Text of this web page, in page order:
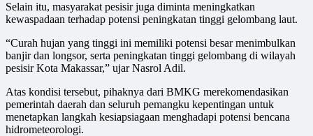
Selain itu, masyarakat pesisir juga diminta meningkatkan
kewaspadaan terhadap potensi peningkatan tinggi gelombang laut.
“Curah hujan yang tinggi ini memiliki potensi besar menimbulkan
banjir dan longsor, serta peningkatan tinggi gelombang di wilayah
pesisir Kota Makassar,” ujar Nasrol Adil.
Atas kondisi tersebut, pihaknya dari BMKG merekomendasikan
pemerintah daerah dan seluruh pemangku kepentingan untuk
menetapkan langkah kesiapsiagaan menghadapi potensi bencana
hidrometeorologi.